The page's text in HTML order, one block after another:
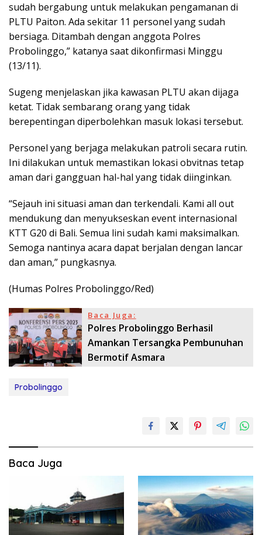
sudah bergabung untuk melakukan pengamanan di
PLTU Paiton. Ada sekitar 11 personel yang sudah
bersiaga. Ditambah dengan anggota Polres
Probolinggo,” katanya saat dikonfirmasi Minggu
(13/11).
Sugeng menjelaskan jika kawasan PLTU akan dijaga
ketat. Tidak sembarang orang yang tidak
berepentingan diperbolehkan masuk lokasi tersebut.
Personel yang berjaga melakukan patroli secara rutin.
Ini dilakukan untuk memastikan lokasi obvitnas tetap
aman dari gangguan hal-hal yang tidak diinginkan.
“Sejauh ini situasi aman dan terkendali. Kami all out
mendukung dan menyukseskan event internasional
KTT G20 di Bali. Semua lini sudah kami maksimalkan.
Semoga nantinya acara dapat berjalan dengan lancar
dan aman,” pungkasnya.
(Humas Polres Probolinggo/Red)
Baca Juga:
Polres Probolinggo Berhasil
Amankan Tersangka Pembunuhan
Bermotif Asmara
Probolinggo
Baca Juga